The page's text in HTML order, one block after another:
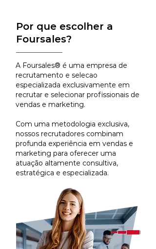
Por que escolher a
Foursales?
A Foursales® é uma empresa de
recrutamento e selecao
especializada exclusivamente em
recrutar e selecionar profissionais de
vendas e marketing.
Com uma metodologia exclusiva,
nossos recrutadores combinam
profunda experiência em vendas e
marketing para oferecer uma
atuação altamente consultiva,
estratégica e especializada.